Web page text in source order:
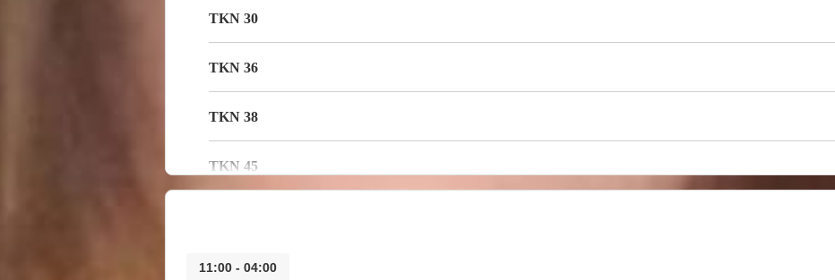
30 TKN
36 TKN
38 TKN
45 TKN
04:00 - 11:00